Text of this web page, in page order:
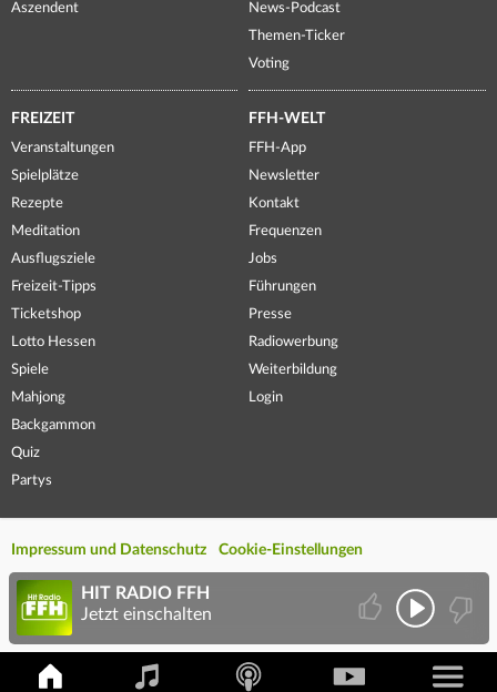
Aszendent
News-Podcast
Themen-Ticker
Voting
FREIZEIT
Veranstaltungen
Spielplätze
Rezepte
Meditation
Ausflugsziele
Freizeit-Tipps
Ticketshop
Lotto Hessen
Spiele
Mahjong
Backgammon
Quiz
Partys
FFH-WELT
FFH-App
Newsletter
Kontakt
Frequenzen
Jobs
Führungen
Presse
Radiowerbung
Weiterbildung
Login
Impressum und Datenschutz Cookie-Einstellungen
HIT RADIO FFH
Jetzt einschalten